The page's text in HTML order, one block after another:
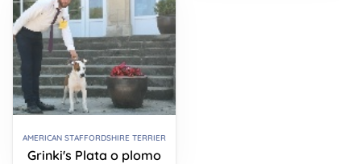
AMERICAN STAFFORDSHIRE TERRIER
Grinki's Plata o plomo